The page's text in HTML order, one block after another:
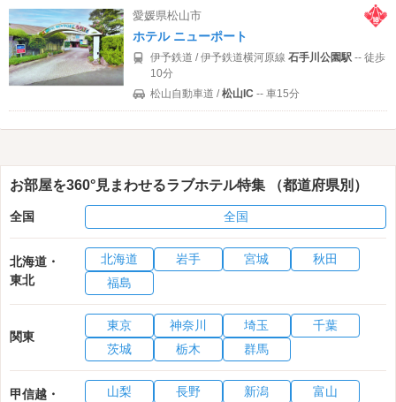
愛媛県松山市
ホテル ニューポート
伊予鉄道 / 伊予鉄道横河原線 石手川公園駅 -- 徒歩
10分
松山自動車道 /松山IC -- 車15分
お部屋を360°見まわせるラブホテル特集 （都道府県別）
全国 全国
北海道・
東北
北海道 岩手 宮城
秋田
福島
関東
東京 神奈川 埼玉
千葉
茨城
栃木 群馬
甲信越・
山梨 長野 新潟
富山